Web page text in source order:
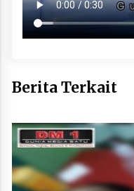
Berita Terkait